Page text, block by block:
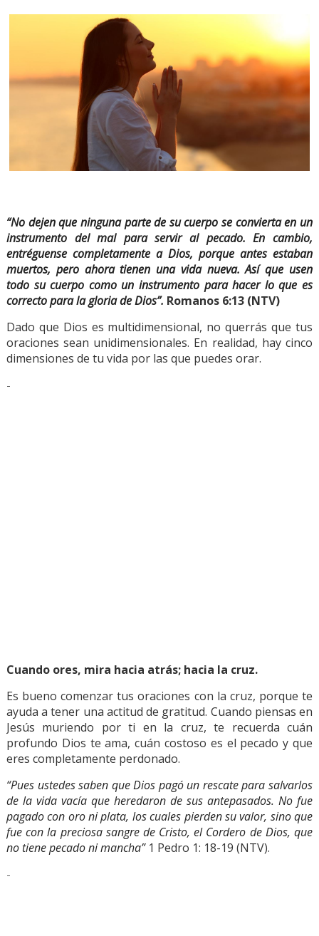
“No dejen que ninguna parte de su cuerpo se convierta en un
instrumento del mal para servir al pecado. En cambio,
entréguense completamente a Dios, porque antes estaban
muertos, pero ahora tienen una vida nueva. Así que usen
todo su cuerpo como un instrumento para hacer lo que es
correcto para la gloria de Dios”. Romanos 6:13 (NTV)
Dado que Dios es multidimensional, no querrás que tus
oraciones sean unidimensionales. En realidad, hay cinco
dimensiones de tu vida por las que puedes orar.
-
Cuando ores, mira hacia atrás; hacia la cruz.
Es bueno comenzar tus oraciones con la cruz, porque te
ayuda a tener una actitud de gratitud. Cuando piensas en
Jesús muriendo por ti en la cruz, te recuerda cuán
profundo Dios te ama, cuán costoso es el pecado y que
eres completamente perdonado.
“Pues ustedes saben que Dios pagó un rescate para salvarlos
de la vida vacía que heredaron de sus antepasados. No fue
pagado con oro ni plata, los cuales pierden su valor, sino que
fue con la preciosa sangre de Cristo, el Cordero de Dios, que
no tiene pecado ni mancha” 1 Pedro 1: 18-19 (NTV).
-